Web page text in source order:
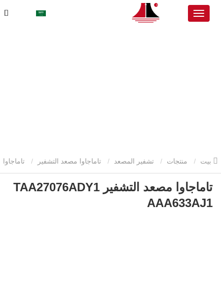
منتجات تشفير المصعد تاماجاوا مصعد التشفير تاماجاوا
مصعد التشفير TAA27076ADY1 AAA633AJ1
تاماجاوا مصعد التشفير TAA27076ADY1
AAA633AJ1